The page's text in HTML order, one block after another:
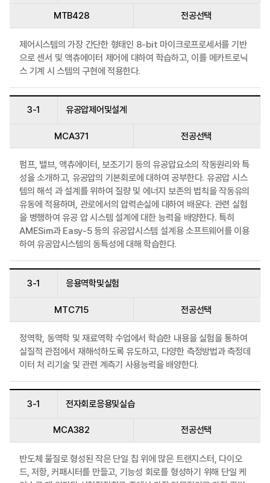
MTB428 전공선택
제어시스템의 가장 간단한 형태인 8-bit 마이크로프로세서를 기반
으로 센서 및 액츄에이터 제어에 대하여 학습하고, 이를 메카트로닉
스 기계 시 스템의 구현에 적용한다.
3-1 유공압제어및설계
MCA371 전공선택
펌프, 밸브, 액츄에이터, 보조기기 등의 유공압요소의 작동원리와 특
성을 소개하고, 유공압의 기본회로에 대하여 공부한다. 유공압 시스
템의 해석 과 설계를 위하여 질량 및 에너지 보존의 법칙을 작동유의
유동에 적용하며, 관로에서의 압력손실에 대하여 배운다. 관련 실험
을 병행하여 유공 압 시스템 설계에 대한 능력을 배양한다. 특히
AMESim과 Easy-5 등의 유공압시스템 설계용 소프트웨어를 이용
하여 유공압시스템의 동특성에 대해 학습한다.
3-1 응용역학및실험
MTC715 전공선택
정역학, 동역학 및 재료역학 수업에서 학습한 내용을 실험을 통하여
실질적 관점에서 재해석하도록 유도하고, 다양한 측정방법과 측정데
이터 처 리기술 및 관련 계측기 사용능력을 배양한다.
3-1 전자회로응용및실습
MCA382 전공선택
반도체 물질로 형성된 작은 단일 칩 위에 많은 트랜지스터, 다이오
드, 저항, 커패시터를 만들고, 기능성 회로를 형성하기 위해 단일 케